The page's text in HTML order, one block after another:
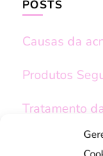
POSTS
Causas da
Produtos
Tratamento
REDES